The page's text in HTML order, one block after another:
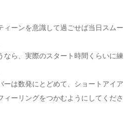
ィーンを意識して過ごせば当日スムー
なら、実際のスタート時間くらいに練
ーは数発にとどめて、ショートアイア
ィーリングをつかむようにしてくださ